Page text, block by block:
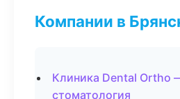
Компании в
Клиника Dental Ortho
стоматология